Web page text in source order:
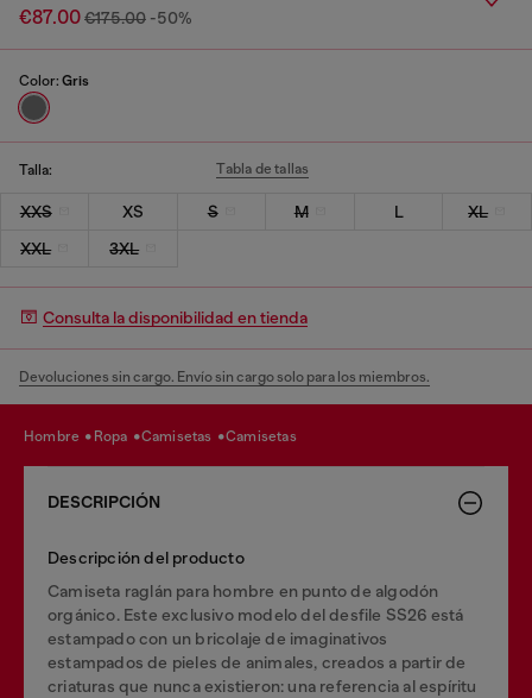
€87.00€175.00 -50%
Color: Gris
Talla: Tabla de tallas
XXS XS S M L
XL
XXL
3XL
Consulta la disponibilidad en tienda
Devoluciones sin cargo. Envío sin cargo solo para los miembros.
hombre ropa camisetas camisetas
DESCRIPCIÓN
Descripción del producto
Camiseta raglán para hombre en punto de algodón
orgánico. Este exclusivo modelo del desfile SS26 está
estampado con un bricolaje de imaginativos
estampados de pieles de animales, creados a partir de
criaturas que nunca existieron: una referencia al espíritu